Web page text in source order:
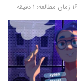
زمان مطالعه: ۱ دقیقه